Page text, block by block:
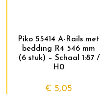
Piko 55414 A-Rails met
bedding R4 546 mm
(6 stuk) – Schaal 1:87 /
H0
€ 5,05